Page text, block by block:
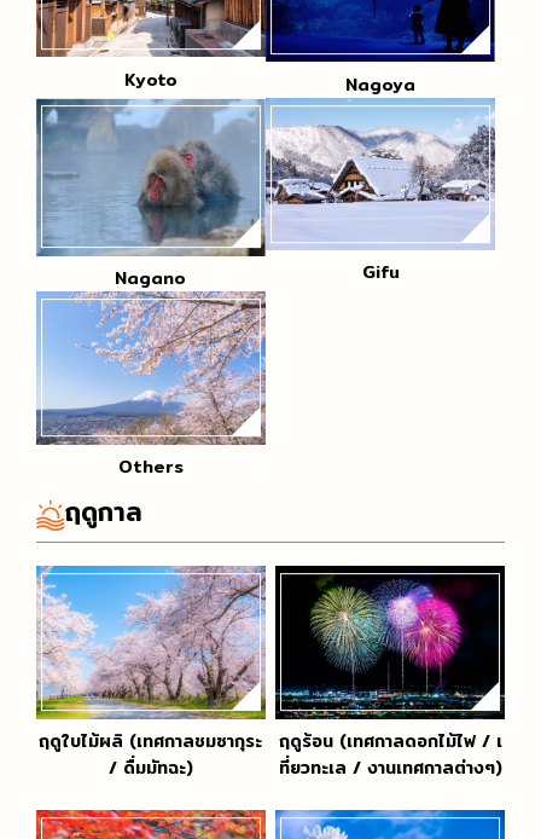
Kyoto Nagoya
Nagano Gifu
Others
ฤดูกาล
ฤดูใบไม้ผลิ (เทศกาลชมซากุระ
/ ดื่มมัทฉะ)
ฤดูร้อน (เทศกาลดอกไม้ไฟ / เ
ที่ยวทะเล / งานเทศกาลต่างๆ)